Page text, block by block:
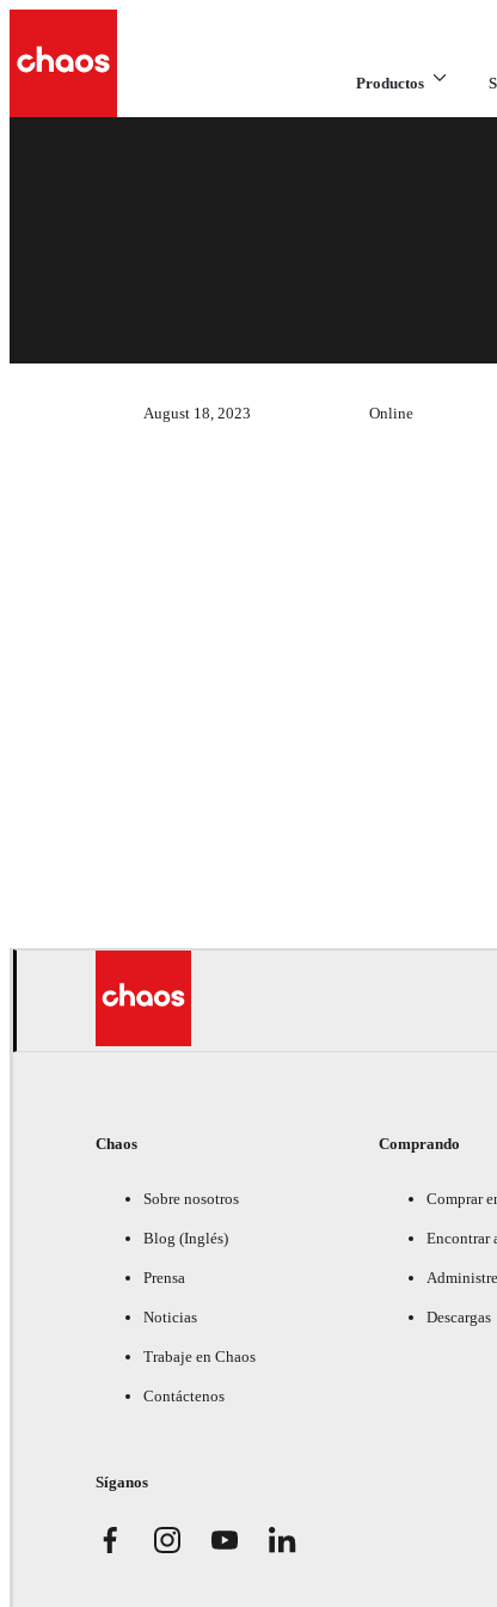
Productos
August 18, 2023 Online
Chaos
Sobre nosotros
Blog (Inglés)
Prensa
Noticias
Trabaje en Chaos
Contáctenos
Comprando
Comprar
Encontrar
Descargas
Síganos